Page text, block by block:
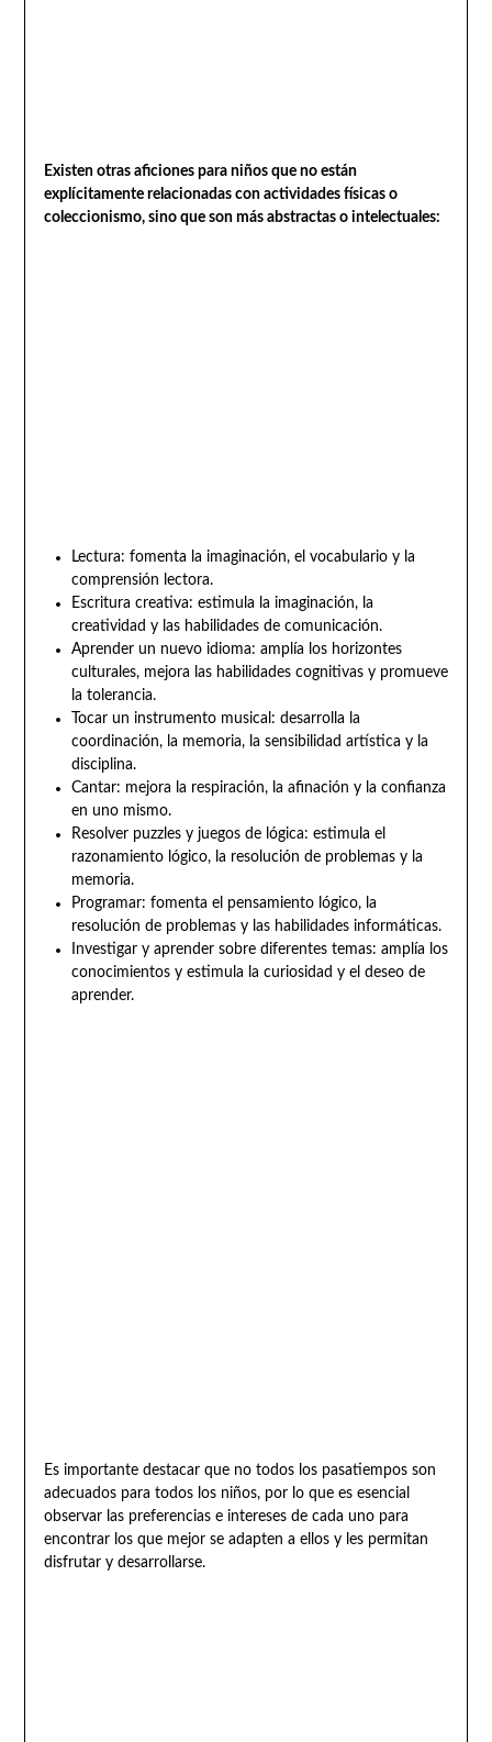
Existen otras aficiones para niños que no están
explícitamente relacionadas con actividades físicas o
coleccionismo, sino que son más abstractas o intelectuales:
Lectura: fomenta la imaginación, el vocabulario y la
comprensión lectora.
Escritura creativa: estimula la imaginación, la
creatividad y las habilidades de comunicación.
Aprender un nuevo idioma: amplía los horizontes
culturales, mejora las habilidades cognitivas y promueve
la tolerancia.
Tocar un instrumento musical: desarrolla la
coordinación, la memoria, la sensibilidad artística y la
disciplina.
Cantar: mejora la respiración, la afinación y la confianza
en uno mismo.
Resolver puzzles y juegos de lógica: estimula el
razonamiento lógico, la resolución de problemas y la
memoria.
Programar: fomenta el pensamiento lógico, la
resolución de problemas y las habilidades informáticas.
Investigar y aprender sobre diferentes temas: amplía los
conocimientos y estimula la curiosidad y el deseo de
aprender.
Es importante destacar que no todos los pasatiempos son
adecuados para todos los niños, por lo que es esencial
observar las preferencias e intereses de cada uno para
encontrar los que mejor se adapten a ellos y les permitan
disfrutar y desarrollarse.